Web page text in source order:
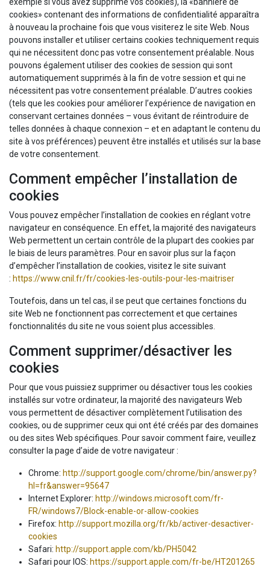
exemple si vous avez supprimé vos cookies), la «bannière de
cookies» contenant des informations de confidentialité apparaîtra
à nouveau la prochaine fois que vous visiterez le site Web. Nous
pouvons installer et utiliser certains cookies techniquement requis
qui ne nécessitent donc pas votre consentement préalable. Nous
pouvons également utiliser des cookies de session qui sont
automatiquement supprimés à la fin de votre session et qui ne
nécessitent pas votre consentement préalable. D’autres cookies
(tels que les cookies pour améliorer l’expérience de navigation en
conservant certaines données – vous évitant de réintroduire de
telles données à chaque connexion – et en adaptant le contenu du
site à vos préférences) peuvent être installés et utilisés sur la base
de votre consentement.
Comment empêcher l’installation de
cookies
Vous pouvez empêcher l’installation de cookies en réglant votre
navigateur en conséquence. En effet, la majorité des navigateurs
Web permettent un certain contrôle de la plupart des cookies par
le biais de leurs paramètres. Pour en savoir plus sur la façon
d’empêcher l’installation de cookies, visitez le site suivant
: https://www.cnil.fr/fr/cookies-les-outils-pour-les-maitriser
Toutefois, dans un tel cas, il se peut que certaines fonctions du
site Web ne fonctionnent pas correctement et que certaines
fonctionnalités du site ne vous soient plus accessibles.
Comment supprimer/désactiver les
cookies
Pour que vous puissiez supprimer ou désactiver tous les cookies
installés sur votre ordinateur, la majorité des navigateurs Web
vous permettent de désactiver complètement l’utilisation des
cookies, ou de supprimer ceux qui ont été créés par des domaines
ou des sites Web spécifiques. Pour savoir comment faire, veuillez
consulter la page d’aide de votre navigateur :
Chrome: http://support.google.com/chrome/bin/answer.py?
hl=fr&answer=95647
Internet Explorer: http://windows.microsoft.com/fr-
FR/windows7/Block-enable-or-allow-cookies
Firefox: http://support.mozilla.org/fr/kb/activer-desactiver-
cookies
Safari: http://support.apple.com/kb/PH5042
Safari pour IOS: https://support.apple.com/fr-be/HT201265